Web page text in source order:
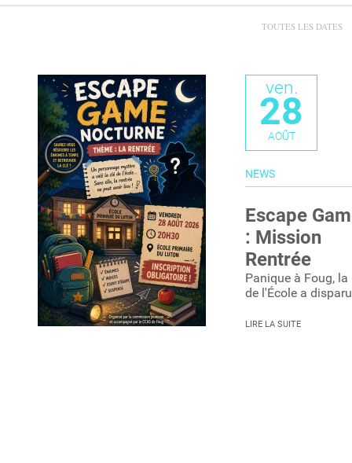
Partager sur Facebook
Partager sur
Partager
TOUTES LES DATES
LIRE LA SUITE
ven.
28
AOÛT
NEWS
Escape
: Mission
Rentrée
Panique à Foug, la
de l'École a
LIRE LA SUITE